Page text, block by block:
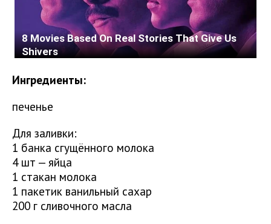
Ингредиенты:
печенье
Для заливки:
1 банка сгущённого молока
4 шт — яйца
1 стакан молока
1 пакетик ванильный сахар
200 г сливочного масла